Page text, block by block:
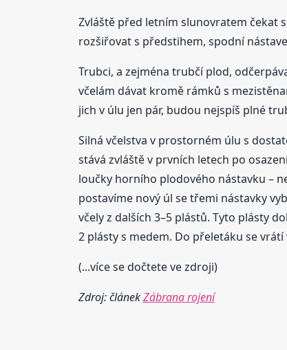
Zvláště před letním slunovratem čekat
rozšiřovat s předstihem, spodní
Trubci, a zejména trubčí plod,
včelám dávat kromě rámků s
jich v úlu jen pár, budou nejspíš plné
Silná včelstva v prostorném úlu s
stává zvláště v prvních letech po
loučky horního plodového nástavku –
postavíme nový úl se třemi nástavky
včely z dalších 3–5 plástů. Tyto plásty
2 plásty s medem. Do přeletáku se
(...více se dočtete ve zdroji)
Zdroj: článekZábrana rojení